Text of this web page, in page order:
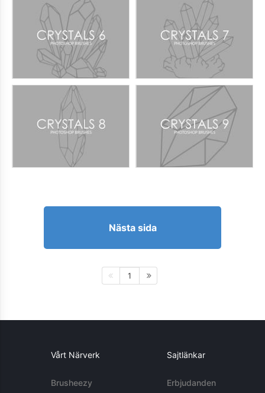
Nästa sida
1
Vårt Närverk
Brusheezy
Sajtlänkar
Erbjudanden